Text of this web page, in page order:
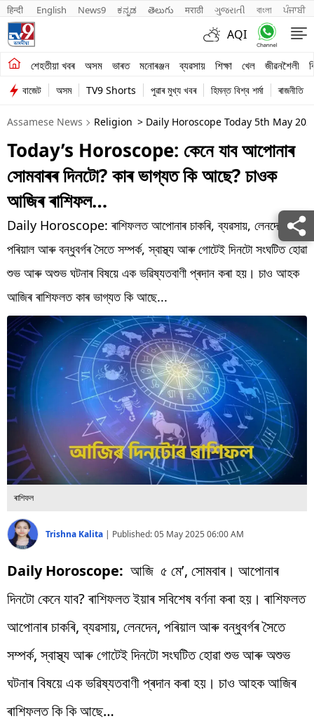
हिन्दी English News9 ಕನ್ನಡ తెలుగు मराठी ગુજરાતી বাংলা ਪੰਜਾਬੀ
AQI
শেহতীয়া খবৰ অসম ভাৰত মনোৰঞ্জন ব্যৱসায় শিক্ষা খেল জীৱনশৈলী
শেহতীয়া খবৰ
অসম
ভাৰত
মনোৰঞ্জন
ব্যৱসায়
শিক্ষা
খেল
জীৱনশৈলী
বিশ্ব
প্ৰযুক্তি
Videos
বাজেট অসম TV9 Shorts পুৱাৰ মুখ্য খবৰ হিমন্ত বিশ্ব শৰ্মা ৰাজনীতি
Assamese News Religion > Daily Horoscope Today 5th May
Today’s Horoscope: কেনে যাব আপোনাৰ
সোমবাৰৰ দিনটো? কাৰ ভাগ্যত কি আছে? চাওক
আজিৰ ৰাশিফল…
Daily Horoscope: ৰাশিফলত আপোনাৰ চাকৰি, ব্যৱসায়, লেনদেন,
পৰিয়াল আৰু বন্ধুবৰ্গৰ সৈতে সম্পৰ্ক, স্বাস্থ্য আৰু গোটেই দিনটো সংঘটিত হোৱা
শুভ আৰু অশুভ ঘটনাৰ বিষয়ে এক ভৱিষ্যতবাণী প্ৰদান কৰা হয়। চাও আহক
আজিৰ ৰাশিফলত কাৰ ভাগ্যত কি আছে...
ৰাশিফল
Trishna Kalita | Published:05 May 2025 06:00 AM
Daily Horoscope: আজি ৫ মে’, সোমবাৰ। আপোনাৰ
দিনটো কেনে যাব? ৰাশিফলত ইয়াৰ সবিশেষ বৰ্ণনা কৰা হয়। ৰাশিফলত
আপোনাৰ চাকৰি, ব্যৱসায়, লেনদেন, পৰিয়াল আৰু বন্ধুবৰ্গৰ সৈতে
সম্পৰ্ক, স্বাস্থ্য আৰু গোটেই দিনটো সংঘটিত হোৱা শুভ আৰু অশুভ
ঘটনাৰ বিষয়ে এক ভৱিষ্যতবাণী প্ৰদান কৰা হয়। চাও আহক আজিৰ
ৰাশিফলত কি কি আছে…